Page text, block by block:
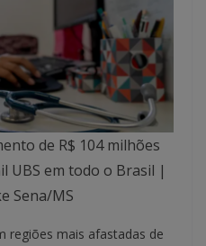
de R$ 104 milhões
UBS em todo o Brasil |
Sena/MS
regiões mais afastadas de